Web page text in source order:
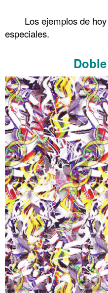
Los ejemplos de
especiales.